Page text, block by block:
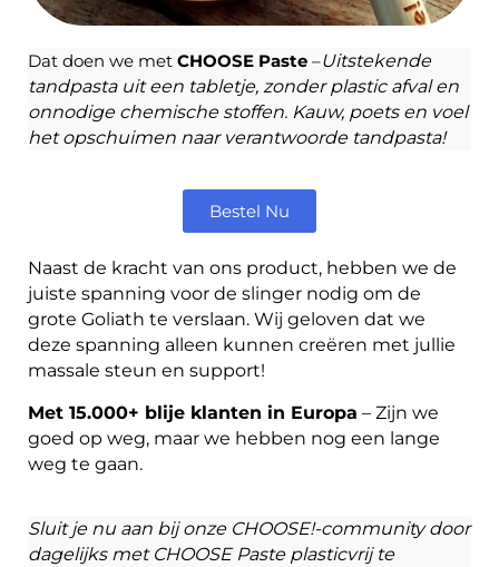
Dat doen we met CHOOSE Paste –Uitstekende
tandpasta uit een tabletje, zonder plastic afval en
onnodige chemische stoffen. Kauw, poets en voel
het opschuimen naar verantwoorde tandpasta!
Bestel Nu
Naast de kracht van ons product, hebben we de
juiste spanning voor de slinger nodig om de
grote Goliath te verslaan. Wij geloven dat we
deze spanning alleen kunnen creëren met jullie
massale steun en support!
Met 15.000+ blije klanten in Europa – Zijn we
goed op weg, maar we hebben nog een lange
weg te gaan.
Sluit je nu aan bij onze CHOOSE!-community door
dagelijks met CHOOSE Paste plasticvrij te